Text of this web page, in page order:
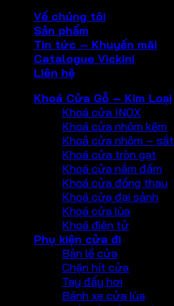
Về chúng tôi
Sản phẩm
Tin tức – Khuyến mãi
Catalogue Vickini
Liên hệ
Khoá Cửa Gỗ – Kim Loại
Khoá cửa INOX
Khoá cửa nhôm kẽm
Khoả cửa nhôm – sắt
Khoá cửa tròn gạt
Khoá cửa nắm đấm
Khoá cửa đồng thau
Khoá cửa đại sảnh
Khoá cửa lùa
Khoá điện tử
Phụ kiện cửa đi
Bản lề cửa
Chặn hít cửa
Tay đẩy hơi
Bánh xe cửa lùa